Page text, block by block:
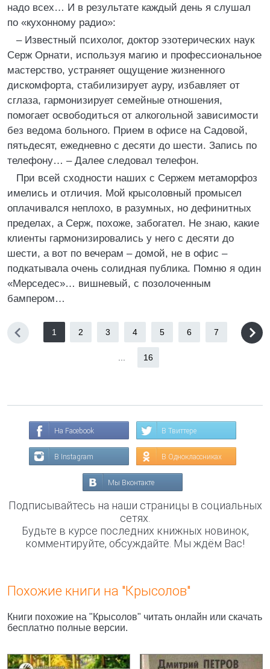
надо всех… И в результате каждый день я слушал
по «кухонному радио»:
– Известный психолог, доктор эзотерических наук
Серж Орнати, используя магию и профессиональное
мастерство, устраняет ощущение жизненного
дискомфорта, стабилизирует ауру, избавляет от
сглаза, гармонизирует семейные отношения,
помогает освободиться от алкогольной зависимости
без ведома больного. Прием в офисе на Садовой,
пятьдесят, ежедневно с десяти до шести. Запись по
телефону… – Далее следовал телефон.
При всей сходности наших с Сержем метаморфоз
имелись и отличия. Мой крысоловный промысел
оплачивался неплохо, в разумных, но дефинитных
пределах, а Серж, похоже, забогател. Не знаю, какие
клиенты гармонизировались у него с десяти до
шести, а вот по вечерам – домой, не в офис –
подкатывала очень солидная публика. Помню я один
«Мерседес»… вишневый, с позолоченным
бампером…
1 2 3 4 5 6 7
16
На Facebook В Твиттере
В Instagram В Одноклассниках
Мы Вконтакте
Подписывайтесь на наши страницы в социальных
сетях.
Будьте в курсе последних книжных новинок,
комментируйте, обсуждайте. Мы ждём Вас!
Похожие книги на "Крысолов"
Книги похожие на "Крысолов" читать онлайн или скачать
бесплатно полные версии.